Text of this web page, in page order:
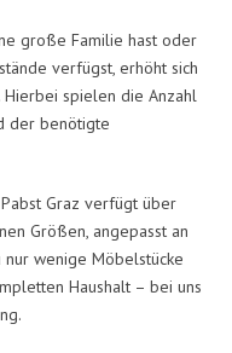
große Familie hast oder
verfügst, erhöht sich
spielen die Anzahl
der benötigte
Graz verfügt über
Größen, angepasst an
wenige Möbelstücke
Haushalt – bei uns